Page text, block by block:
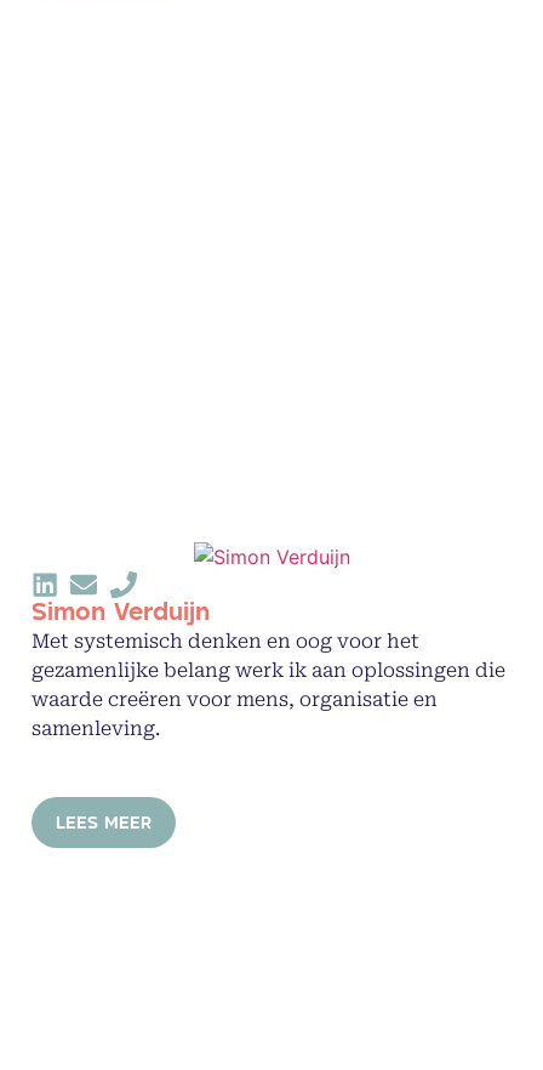
Simon Verduijn
Met systemisch denken en oog voor het
gezamenlijke belang werk ik aan oplossingen die
waarde creëren voor mens, organisatie en
samenleving.
LEES MEER